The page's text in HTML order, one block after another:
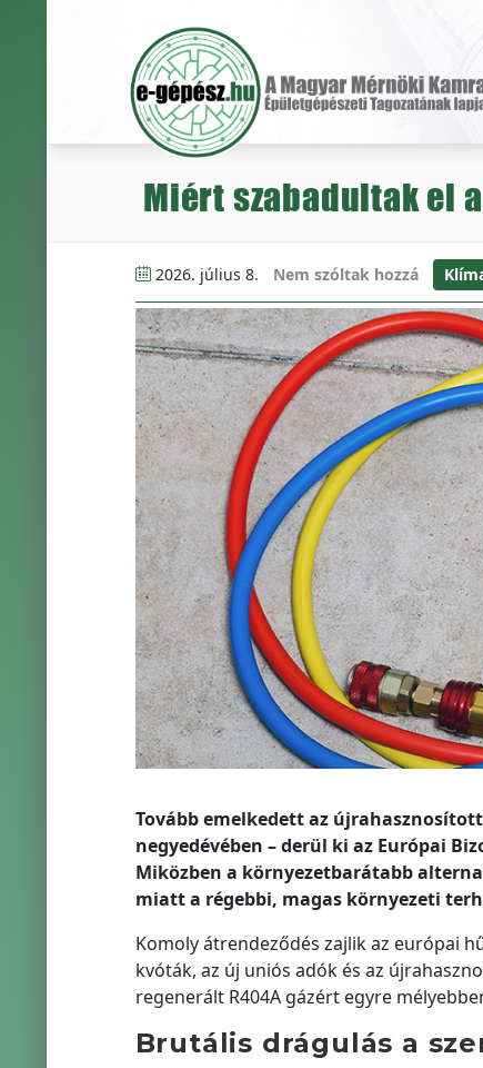
Miért szabadultak el
2026. július 8. Nem szóltak hozzá
Tovább emelkedett az
negyedévében – derül ki az Európai
Miközben a környezetbarátabb
miatt a régebbi, magas környezeti
Komoly átrendeződés zajlik az európai
kvóták, az új uniós adók és az
regenerált R404A gázért egyre
Brutális drágulás a